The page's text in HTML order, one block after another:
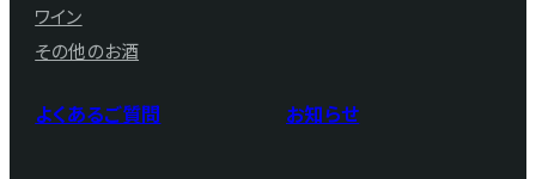
ワイン
その他のお酒
よくあるご質問 お知らせ